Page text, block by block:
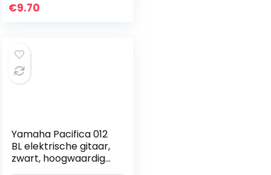
€9.70
Yamaha Pacifica 012
BL elektrische gitaar,
zwart, hoogwaardige